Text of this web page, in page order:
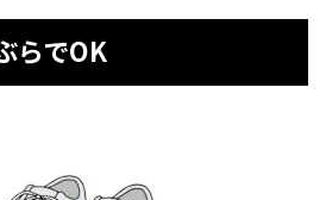
らでOK